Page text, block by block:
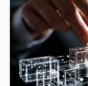
Семейная
ипотека
Военная
ипотека
Банки
программы